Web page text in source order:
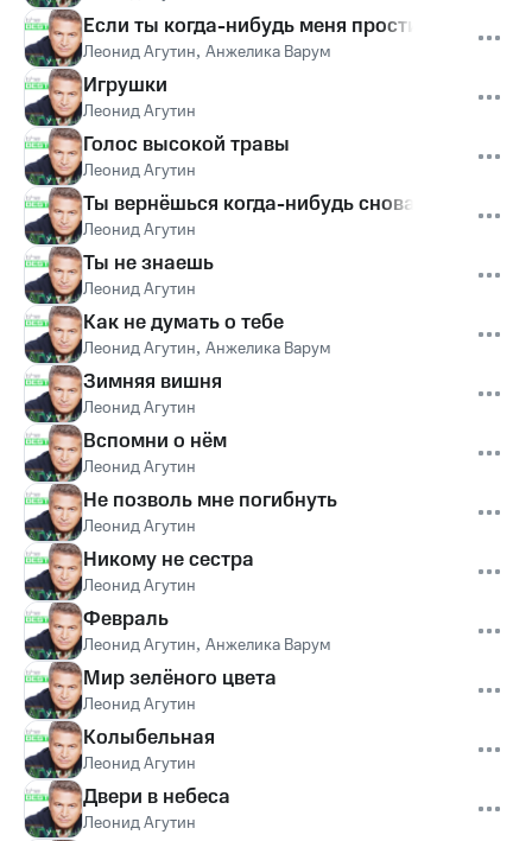
Если ты когда-нибудь меня простишь
Леонид Агутин, Анжелика Варум
Игрушки
Леонид Агутин
Голос высокой травы
Леонид Агутин
Ты вернёшься когда-нибудь снова
Леонид Агутин
Ты не знаешь
Леонид Агутин
Как не думать о тебе
Леонид Агутин, Анжелика Варум
Зимняя вишня
Леонид Агутин
Вспомни о нём
Леонид Агутин
Не позволь мне погибнуть
Леонид Агутин
Никому не сестра
Леонид Агутин
Февраль
Леонид Агутин, Анжелика Варум
Мир зелёного цвета
Леонид Агутин
Колыбельная
Леонид Агутин
Двери в небеса
Леонид Агутин